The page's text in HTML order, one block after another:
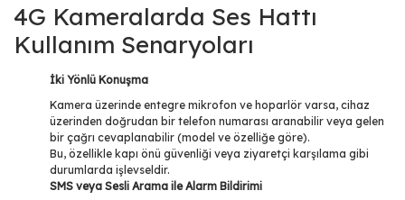
4G Kameralarda Ses Hattı
Kullanım Senaryoları
İki Yönlü Konuşma
Kamera üzerinde entegre mikrofon ve hoparlör varsa, cihaz
üzerinden doğrudan bir telefon numarası aranabilir veya gelen
bir çağrı cevaplanabilir (model ve özelliğe göre).
Bu, özellikle kapı önü güvenliği veya ziyaretçi karşılama gibi
durumlarda işlevseldir.
SMS veya Sesli Arama ile Alarm Bildirimi